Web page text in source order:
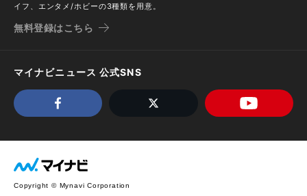
イフ、エンタメ/ホビーの3種類を用意。
無料登録はこちら
マイナビニュース 公式SNS
Copyright © Mynavi Corporation